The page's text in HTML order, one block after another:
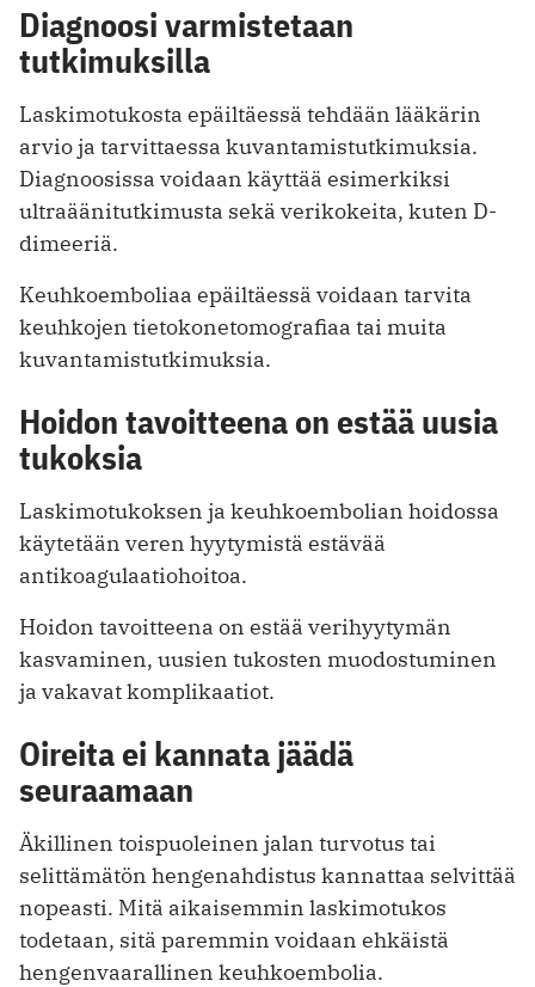
Diagnoosi varmistetaan
tutkimuksilla
Laskimotukosta epäiltäessä tehdään lääkärin
arvio ja tarvittaessa kuvantamistutkimuksia.
Diagnoosissa voidaan käyttää esimerkiksi
ultraäänitutkimusta sekä verikokeita, kuten D-
dimeeriä.
Keuhkoemboliaa epäiltäessä voidaan tarvita
keuhkojen tietokonetomografiaa tai muita
kuvantamistutkimuksia.
Hoidon tavoitteena on estää uusia
tukoksia
Laskimotukoksen ja keuhkoembolian hoidossa
käytetään veren hyytymistä estävää
antikoagulaatiohoitoa.
Hoidon tavoitteena on estää verihyytymän
kasvaminen, uusien tukosten muodostuminen
ja vakavat komplikaatiot.
Oireita ei kannata jäädä
seuraamaan
Äkillinen toispuoleinen jalan turvotus tai
selittämätön hengenahdistus kannattaa selvittää
nopeasti. Mitä aikaisemmin laskimotukos
todetaan, sitä paremmin voidaan ehkäistä
hengenvaarallinen keuhkoembolia.